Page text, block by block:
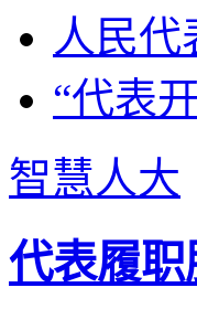
人民代
“代表
智慧人大
代表履